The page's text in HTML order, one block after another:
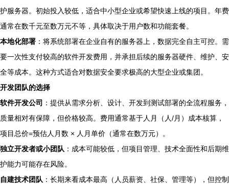
护服务器。初始投入较低，适合中小型企业或希望快速上线的项目。年费
通常在数千元至数万元不等，具体取决于用户数和功能套餐。
本地化部署 ：将系统部署在企业自有的服务器上，数据完全自主可控。需
要一次性支付较高的软件开发费用，并承担后续的服务器硬件、维护、安
全等成本。这种方式适合对数据安全要求极高的大型企业或集团。
开发团队的选择
软件开发公司 ：提供从需求分析、设计、开发到测试部署的全流程服务，
质量相对有保障，但价格较高。费用通常基于人月（人/月）成本核算，
项目总价=预估人月数 × 人月单价（通常在数万元）。
独立开发者或小团队 ：成本可能较低，但项目管理、技术全面性和后期维
护能力可能存在风险。
自建技术团队 ：长期来看成本最高（人员薪资、社保、管理等），但控制